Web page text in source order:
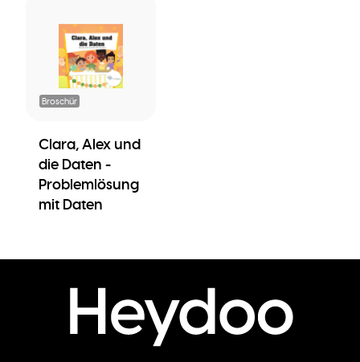
Broschür
Clara, Alex und
die Daten -
Problemlösung
mit Daten